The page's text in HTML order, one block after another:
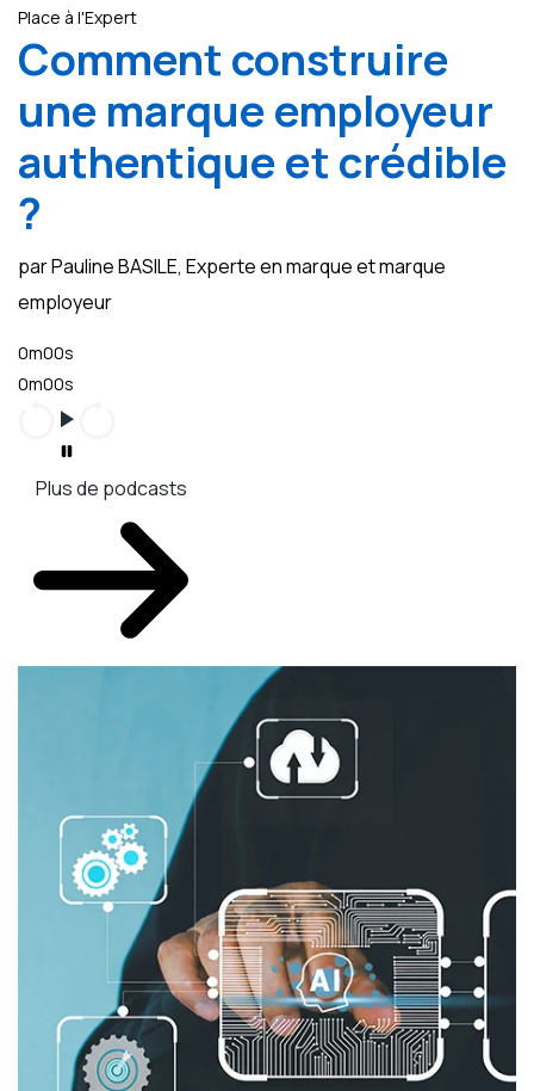
Place à l'Expert
Comment construire
une marque employeur
authentique et crédible
?
par Pauline BASILE, Experte en marque et marque
employeur
0m00s
0m00s
Plus de podcasts